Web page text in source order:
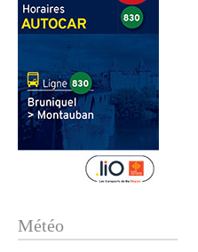
Météo